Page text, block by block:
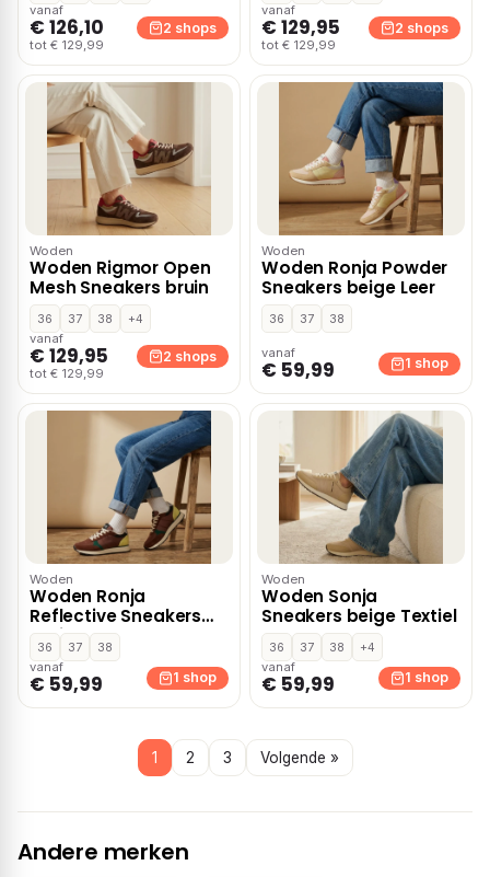
vanaf
€ 126,10
tot € 129,99
2 shops
vanaf
€ 129,95
tot € 129,99
2 shops
Woden
Woden Rigmor Open
Mesh Sneakers bruin
36 37 38
+4
vanaf
€ 129,95
tot € 129,99
2 shops
Woden
Woden Ronja Powder
Sneakers beige Leer
36 37 38
vanaf
€ 59,99 1 shop
Woden
Woden Ronja
Reflective Sneakers
bruin Leer
36 37
38
vanaf
€ 59,99 1 shop
Woden
Woden Sonja
Sneakers beige Textiel
36 37 38
+4
vanaf
€ 59,99 1 shop
1 2 3 Volgende »
Andere merken